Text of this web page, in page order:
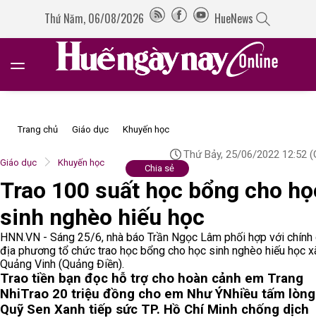
Thứ Năm, 06/08/2026 HueNews
Trang chủ Giáo dục Khuyến học
Giáo dục Khuyến học
Thứ Bảy, 25/06/2022 12:52
Chia sẻ
Trao 100 suất học bổng cho
sinh nghèo hiếu học
HNN.VN - Sáng 25/6, nhà báo Trần Ngọc Lâm phối hợp với chính
địa phương tổ chức trao học bổng cho học sinh nghèo hiếu học
Quảng Vinh (Quảng Điền).
Trao tiền bạn đọc hỗ trợ cho hoàn cảnh em Trang
NhiTrao 20 triệu đồng cho em Như ÝNhiều tấm
Quỹ Sen Xanh tiếp sức TP. Hồ Chí Minh chống dịch